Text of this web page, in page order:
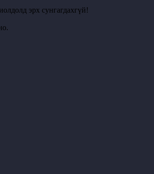
эрх сунгагдахгүй!